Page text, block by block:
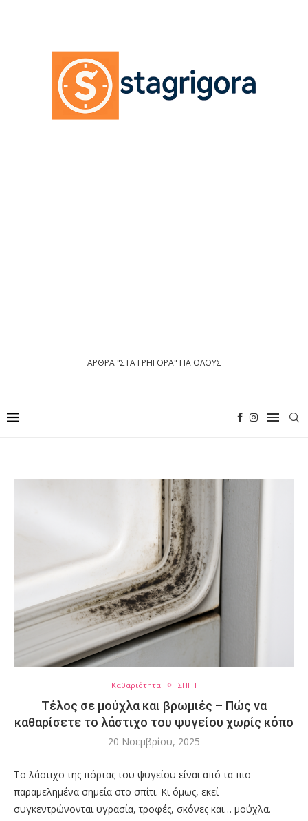
ΑΡΘΡΑ "ΣΤΑ ΓΡΗΓΟΡΑ" ΓΙΑ ΟΛΟΥΣ
Καθαριότητα ΣΠΙΤΙ
Τέλος σε μούχλα και βρωμιές – Πώς να
καθαρίσετε το λάστιχο του ψυγείου χωρίς κόπο
20 Νοεμβρίου, 2025
Το λάστιχο της πόρτας του ψυγείου είναι από τα πιο
παραμελημένα σημεία στο σπίτι. Κι όμως, εκεί
συγκεντρώνονται υγρασία, τροφές, σκόνες και… μούχλα.